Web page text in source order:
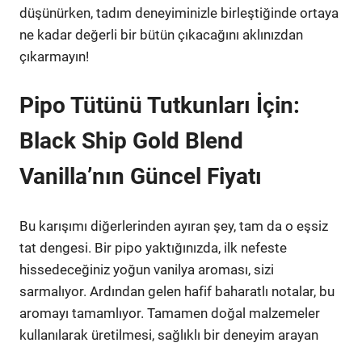
düşünürken, tadım deneyiminizle birleştiğinde ortaya
ne kadar değerli bir bütün çıkacağını aklınızdan
çıkarmayın!
Pipo Tütünü Tutkunları İçin:
Black Ship Gold Blend
Vanilla’nın Güncel Fiyatı
Bu karışımı diğerlerinden ayıran şey, tam da o eşsiz
tat dengesi. Bir pipo yaktığınızda, ilk nefeste
hissedeceğiniz yoğun vanilya aroması, sizi
sarmalıyor. Ardından gelen hafif baharatlı notalar, bu
aromayı tamamlıyor. Tamamen doğal malzemeler
kullanılarak üretilmesi, sağlıklı bir deneyim arayan